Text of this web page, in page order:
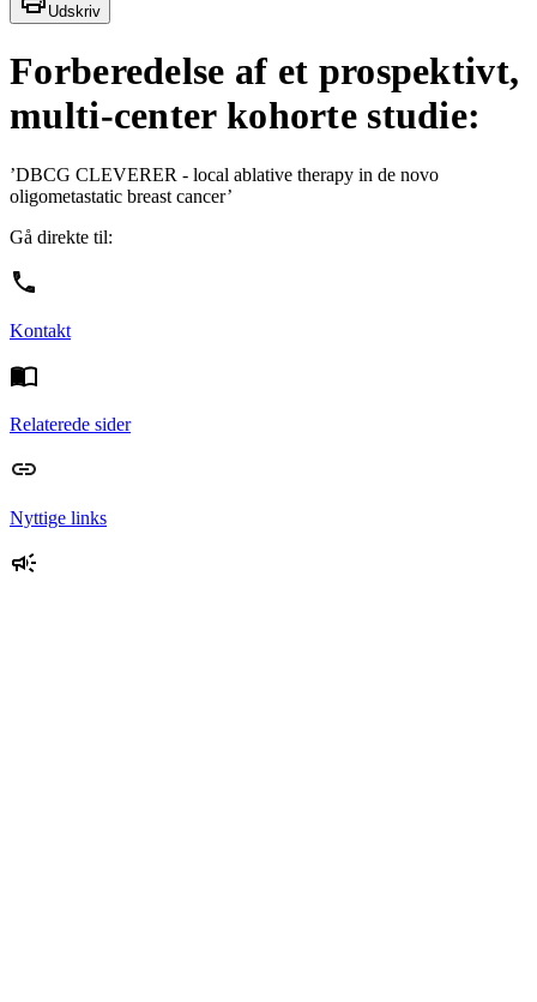
Udskriv
Forberedelse af et prospektivt,
multi-center kohorte studie:
’DBCG CLEVERER - local ablative therapy in de novo
oligometastatic breast cancer’
Gå direkte til:
Kontakt
Relaterede sider
Nyttige links